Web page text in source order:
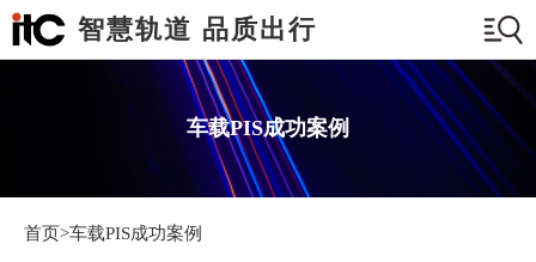
智慧轨道 品质出行
车载PIS成功案例
首页>车载PIS成功案例